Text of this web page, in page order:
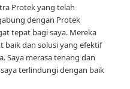
Protek yang telah
dengan Protek
tepat bagi saya. Mereka
baik dan solusi yang efektif
Saya merasa tenang dan
terlindungi dengan baik